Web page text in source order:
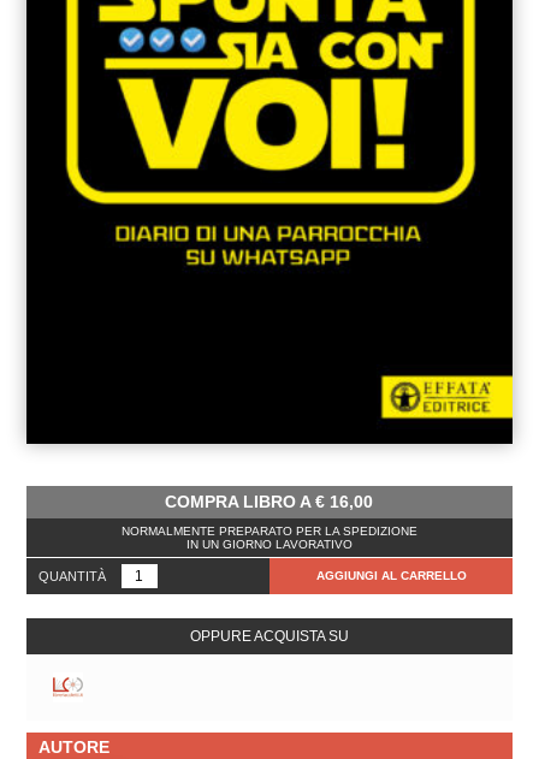
COMPRA LIBRO A€ 16,00
NORMALMENTE PREPARATO PER LA SPEDIZIONE
IN UN GIORNO LAVORATIVO
QUANTITÀ AGGIUNGI AL CARRELLO
OPPURE ACQUISTA SU
AUTORE